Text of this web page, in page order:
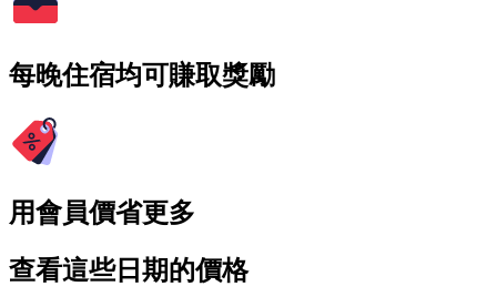
每晚住宿均可賺取獎勵
用會員價省更多
查看這些日期的價格